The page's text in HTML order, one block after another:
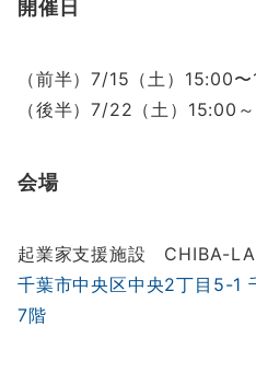
開催日
（前半）7/15（土）15:00
（後半）7/22（土）15:00
会場
起業家支援施設 CHIBA-
千葉市中央区中央2丁目5-1
7階